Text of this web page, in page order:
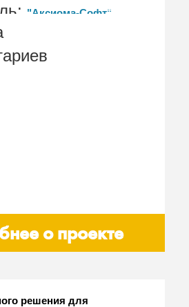
"Аксиома-Софт"
о проекте
решения для